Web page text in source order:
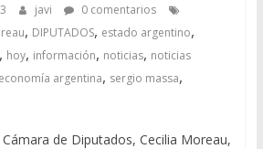
javi
0 comentarios
, DIPUTADOS, estado argentino,
hoy, información, noticias, noticias
argentina, sergio massa,
de Diputados, Cecilia Moreau,